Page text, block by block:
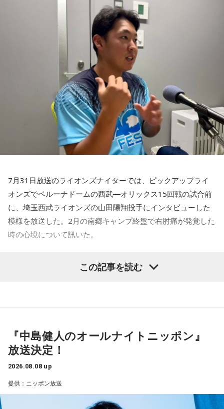
▼各局のスペシャルウィーク特設ページまとめ
https://news.radiko.jp/article/edit/3436/intro/
▼プレミアム会員登録はこちらから
http://radiko.jp/rg/premium/
※各局の放送エリアでは、今まで通り「radiko.jp」(無料)で
お楽しみ頂けます。
いうか。ただ、プロの選手としてそこまで考えてコメントす
るべきだったかなとは思います。
でもまだ若いですから。森保監督は“リバウンドメンタリテ
ィ”という言葉をよく使いますけど、何かうまくいかなかった
後のリアクションがすごく重要で、今後そこを塩貝選手は試
されるのかなと思いますし、その期待に応えるだけのものを
持っている選手だと思いますから、良いエネルギーに変えて
もらいたいなと思います。
----------------------------------------------------
この日の放送をradikoタイムフリーで聴く
※放送エリア外の方は、プレミアム会員の登録でご利用いた
＜番組概要＞
番組名：SPORTS BEAT supported by TOYOTA
放送日時：毎週土曜 10:00～10:50
パーソナリティ：藤木直人、高見侑里
番組Webサイト：https://www.tfm.co.jp/beat/
番組公式X：@SPORTSBEAT_TFM
山田「痛かったですし、手術のタイミングはすごく悩んだの
ですが、3月9日に手術をさせていただいた。痛いままプレー
をしていても成績も上がらないですし、自分としても不安を
抱えながらプレーをするのは嫌だったので、できるだけ早く
手術をして、早く復帰ができるようにというので決断しまし
――以前から痛みはあったのでしょうか？
山田「痛みがない範囲でできていたのですが、痛みの場所が
動いてしまって、数ミリでも痛みの場所が動くだけで痛みが
――実戦復帰まで4ヶ月という診断のもと、ファームで最初に
投げたのは7月11日でした。リハビリはうまくいったという
ことでしょうか？
山田「トレーナーさんのおかげでうまくいったと思います」
山田「順調にいくのも難しくて、リハビリをしていく上でエ
――石垣島で自主トレをともにした後輩である篠原響投手の
活躍をどうご覧になられましたか？
山田「球速がすごくて、僕も追いつけるように頑張ります」
――オールスターゲームの前に1軍へ復帰しました。ここまで
2試合に登板してみていかがですか？
7月31日放送のライオンズナイターでは、ピックアップライ
オンズでベルーナドームの西武―オリックス15回戦の試合前
に、埼玉西武ライオンズの山田陽翔投手にインタビューした
模様を放送した。2月の南郷キャンプ終盤で右肘痛が発覚した
時の心境について訊いた。
――1軍デビューを果たしたプロ3年目の昨シーズンは素晴ら
しい成績だったかと思いますが、「求めすぎずに自分のやる
――過去2年の苦労は昨シーズンに活きていたということです
ね。
山田「活きていると思います。ウエイトトレーニングなどで
身体作りができたと思うので、結果を出さないといけないと
ころで出せたというのはよかったと思います」
この記事を読む
『中島健人のオールナイトニッポン』
放送決定！
2026.08.08 up
提供：ニッポン放送